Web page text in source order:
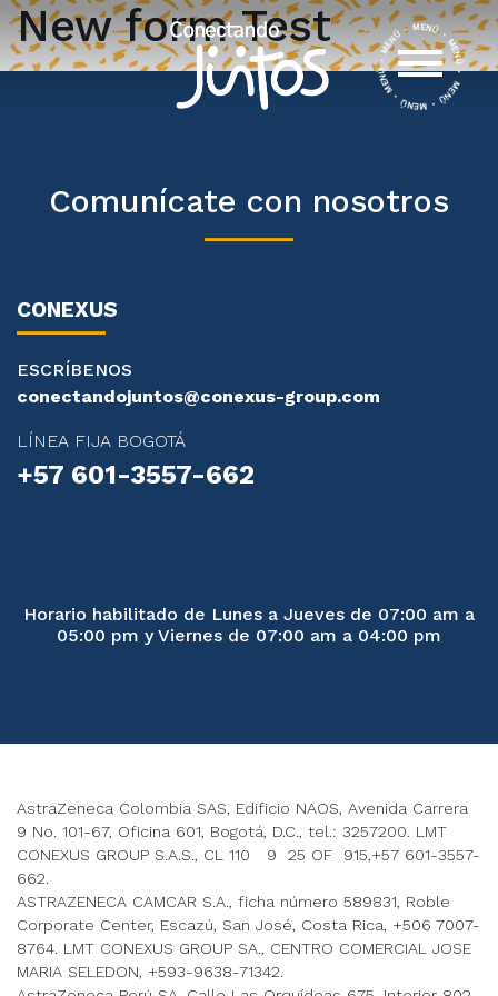
New form Test
Comunícate con nosotros
CONEXUS
ESCRÍBENOS
conectandojuntos@conexus-group.com
LÍNEA FIJA BOGOTÁ
+57 601-3557-662
Horario habilitado de Lunes a Jueves de 07:00 am a
05:00 pm y Viernes de 07:00 am a 04:00 pm
AstraZeneca Colombia SAS, Edificio NAOS, Avenida Carrera
9 No. 101-67, Oficina 601, Bogotá, D.C., tel.: 3257200. LMT
CONEXUS GROUP S.A.S., CL 110 9 25 OF 915,+57 601-3557-
662.
ASTRAZENECA CAMCAR S.A., ficha número 589831, Roble
Corporate Center, Escazú, San José, Costa Rica, +506 7007-
8764. LMT CONEXUS GROUP SA., CENTRO COMERCIAL JOSE
MARIA SELEDON, +593-9638-71342.